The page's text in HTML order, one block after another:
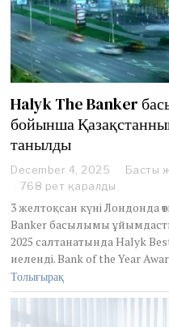
Halyk The Banker
бойынша
танылды
December 4, 2025
e
e
m
b
e
2
Басты
768 рет қаралды
3 желтоқсан күні Лондонда
Banker басылымы
2025 салтанатында Halyk
иеленді. Bank of the Year
Толығырақ